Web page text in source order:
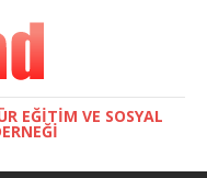
EĞITIM VE SOSYAL